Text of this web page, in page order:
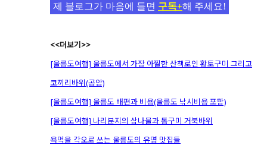
제 블로그가 마음에 들면 구독+해 주세요!
<<더보기>>
[울릉도여행] 울릉도에서 가장 아찔한 산책로인 황토구미 그리고
코끼리바위(공암)
[울릉도여행] 울릉도 배편과 비용(울릉도 낚시비용 포함)
[울릉도여행] 나리분지의 삼나물과 통구미 거북바위
욕먹을 각오로 쓰는 울릉도의 유명 맛집들